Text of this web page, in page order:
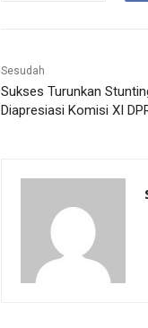
Sesudah
Sukses Turunkan
Diapresiasi Komisi XI